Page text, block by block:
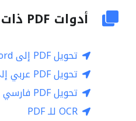
أدوات PDF ذات صلة على i2PDF
تحويل PDF إلى Word
تحويل PDF عربي إلى Word
تحويل PDF فارسي إلى Word
OCR للـ PDF